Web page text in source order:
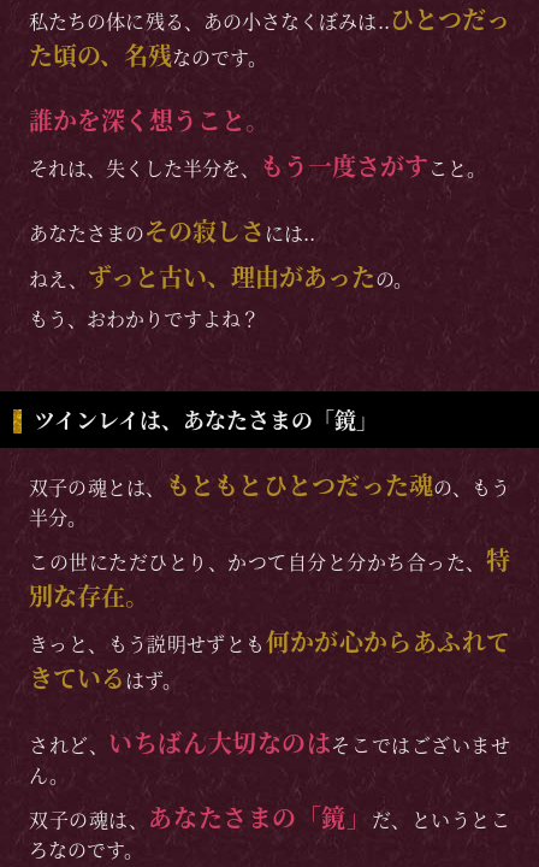
私たちの体に残る、あの小さなくぼみは..ひとつだっ
た頃の、名残なのです。
誰かを深く想うこと。
それは、失くした半分を、 もう一度さがすこと。
あなたさまのその寂しさ には..
ねえ、 ずっと古い、理由があったの。
もう、おわかりですよね？
ツインレイは、あなたさまの「鏡」
双子の魂とは、 もともとひとつだった魂の、もう
半分。
この世にただひとり、かつて自分と分かち合った、 特
別な存在。
きっと、もう説明せずとも何かが心からあふれて
きているはず。
されど、 いちばん大切なのはそこではございませ
ん。
双子の魂は、 あなたさまの「鏡」
だ、というとこ
ろなのです。